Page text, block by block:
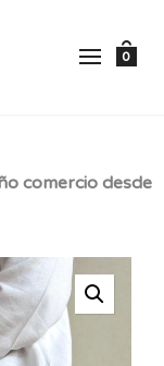
0
comercio desde